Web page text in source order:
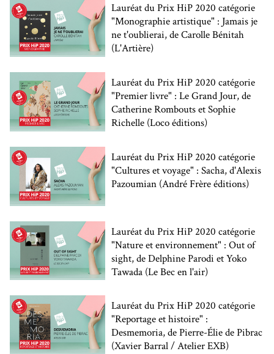
Lauréat du Prix HiP 2020 catégorie
"Monographie artistique" : Jamais je
ne t'oublierai, de Carolle Bénitah
(L'Artière)
Lauréat du Prix HiP 2020 catégorie
"Premier livre" : Le Grand Jour, de
Catherine Rombouts et Sophie
Richelle (Loco éditions)
Lauréat du Prix HiP 2020 catégorie
"Cultures et voyage" : Sacha, d'Alexis
Pazoumian (André Frère éditions)
Lauréat du Prix HiP 2020 catégorie
"Nature et environnement" : Out of
sight, de Delphine Parodi et Yoko
Tawada (Le Bec en l'air)
Lauréat du Prix HiP 2020 catégorie
"Reportage et histoire" :
Desmemoria, de Pierre-Élie de Pibrac
(Xavier Barral / Atelier EXB)